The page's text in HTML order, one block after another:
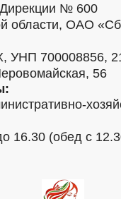
№ 600
области, ОАО
УНП 700008856,
56
16.30 (обед с